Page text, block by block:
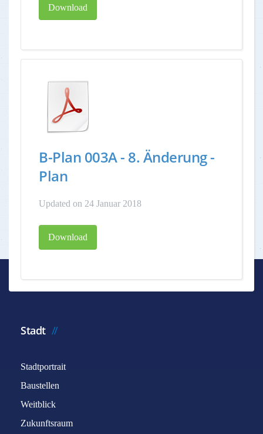
Download
B-Plan 003A - 8. Änderung -
Plan
Updated on 24 Januar 2018
Download
Stadt
Stadtportrait
Baustellen
Weitblick
Zukunftsraum